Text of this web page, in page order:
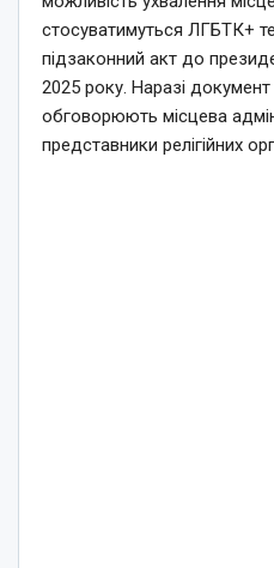
стосуватимуться ЛГБТК+
підзаконний акт до
2025 року. Наразі
обговорюють місцева
представники релігійних